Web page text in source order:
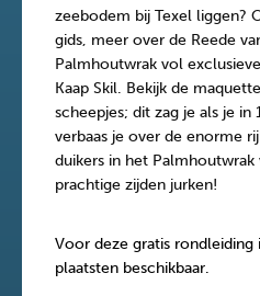
zeebodem bij Texel liggen?
gids, meer over de Reede
Palmhoutwrak vol
Kaap Skil. Bekijk de
scheepjes; dit zag je als je in
verbaas je over de enorme
duikers in het
prachtige zijden jurken!
Voor deze gratis rondleiding
plaatsten beschikbaar.